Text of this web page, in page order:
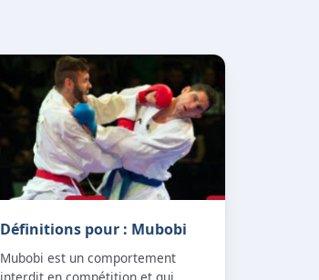
Définitions pour : Mubobi
Mubobi est un comportement